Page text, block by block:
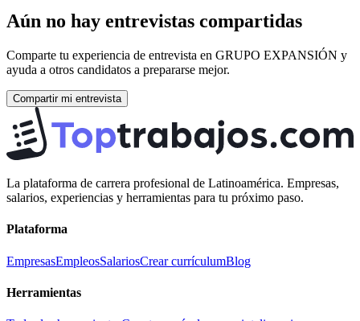
Aún no hay entrevistas compartidas
Comparte tu experiencia de entrevista en GRUPO EXPANSIÓN y
ayuda a otros candidatos a prepararse mejor.
Compartir mi entrevista
La plataforma de carrera profesional de Latinoamérica. Empresas,
salarios, experiencias y herramientas para tu próximo paso.
Plataforma
EmpresasEmpleosSalariosCrear currículumBlog
Herramientas